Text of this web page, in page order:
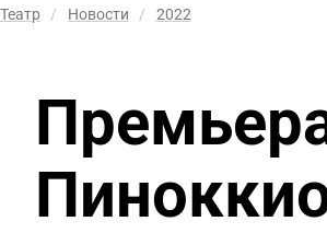
Театр / Новости / 2022